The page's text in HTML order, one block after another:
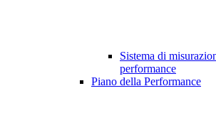
Sistema di
performance
Piano della Performance